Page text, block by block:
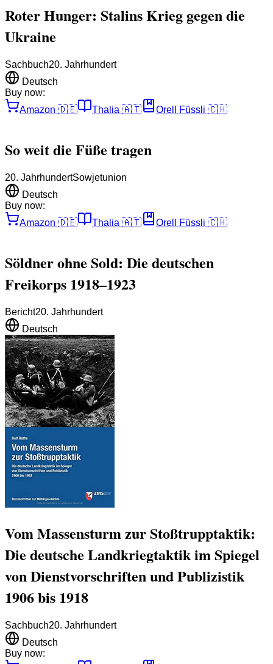
Roter Hunger: Stalins Krieg gegen die
Ukraine
Sachbuch20. Jahrhundert
Deutsch
Buy now:
Amazon 🇩🇪 Thalia 🇦🇹 Orell Füssli 🇨🇭
So weit die Füße tragen
20. JahrhundertSowjetunion
Deutsch
Buy now:
Amazon 🇩🇪 Thalia 🇦🇹 Orell Füssli 🇨🇭
Söldner ohne Sold: Die deutschen
Freikorps 1918–1923
Bericht20. Jahrhundert
Deutsch
Vom Massensturm zur Stoßtrupptaktik:
Die deutsche Landkriegtaktik im Spiegel
von Dienstvorschriften und Publizistik
1906 bis 1918
Sachbuch20. Jahrhundert
Deutsch
Buy now: